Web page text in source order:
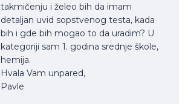
takmičenju i želeo bih da imam
detaljan uvid sopstvenog testa, kada
bih i gde bih mogao to da uradim? U
kategoriji sam 1. godina srednje škole,
hemija.
Hvala Vam unpared,
Pavle